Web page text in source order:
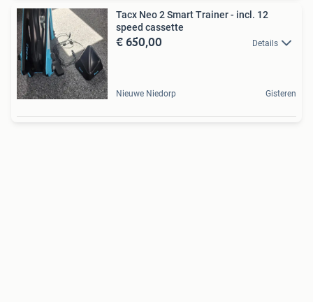
Tacx Neo 2 Smart Trainer - incl. 12
speed cassette
€ 650,00 Details
Nieuwe Niedorp Gisteren